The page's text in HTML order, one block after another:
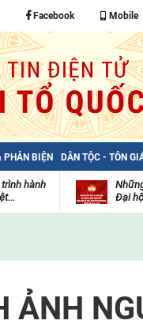
Facebook Mobile
PHẢN BIỆN DÂN TỘC - TÔN
hành
Đại
ẢNH